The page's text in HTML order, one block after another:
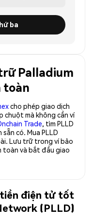
ba
Palladium
toàn
cho phép giao dịch
chuột mà không cần ví
Trade, tìm PLLD
có. Mua PLLD
Lưu trữ trong ví bảo
toàn và bắt đầu giao
tiền điện tử tốt
(PLLD)